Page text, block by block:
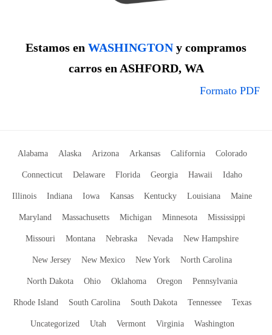
Estamos en WASHINGTONy compramos
carros en ASHFORD, WA
Formato PDF
Alabama Alaska Arizona Arkansas California Colorado
Connecticut Delaware Florida Georgia Hawaii Idaho
Illinois Indiana Iowa Kansas Kentucky Louisiana Maine
Maryland Massachusetts Michigan Minnesota Mississippi
Missouri Montana Nebraska Nevada New Hampshire
New Jersey New Mexico New York North Carolina
North Dakota Ohio Oklahoma Oregon Pennsylvania
Rhode Island South Carolina South Dakota Tennessee Texas
Uncategorized Utah Vermont Virginia Washington